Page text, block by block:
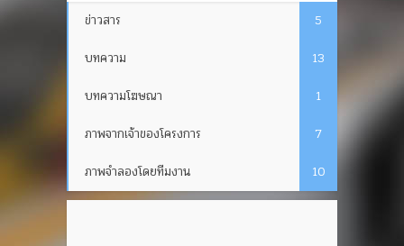
ข่าวสาร
5
บทความ
13
บทความโฆษณา
1
ภาพจากเจ้าของโครงการ
7
ภาพจำลองโดยทีมงาน
10